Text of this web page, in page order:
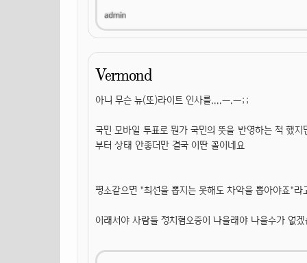
Vermond
아니 무슨 뉴(또)라이트 인사를....ㅡ.ㅡ;;
국민 모바일 투표로 뭔가 국민의 뜻을 반영하는 척 했
부터 상태 안좋더만 결국 이딴 꼴이네요
평소같으면 "최선을 뽑지는 못해도 차악을 뽑아야죠"
이래서야 사람들 정치혐오증이 나을래야 나을수가 없